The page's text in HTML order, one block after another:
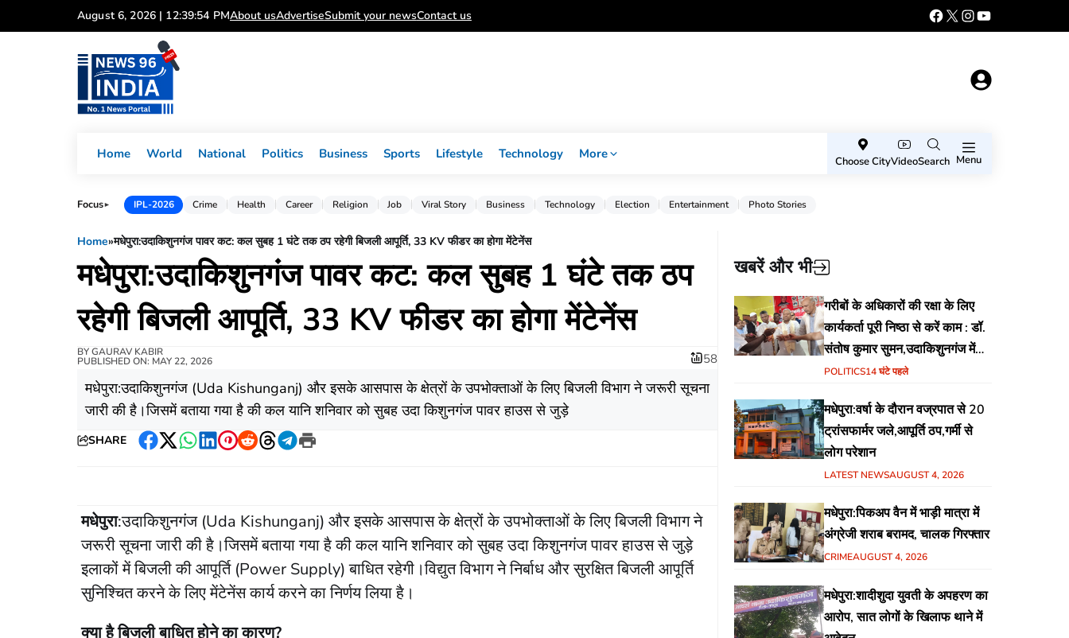
to
August 6, 2026 | 12:39:54 PMAbout usAdvertiseSubmit your newsContact us
Home World National Politics Business Sports Lifestyle Technology More
Choose CityVideoSearch Menu
Focus► IPL-2026 Crime Health Career Religion Job Viral Story Business Technology Election Entertainment Photo Stories
Home»​मधेपुरा:उदाकिशुनगंज पावर कट: कल सुबह 1 घंटे तक ठप रहेगी बिजली आपूर्ति, 33 KV फीडर का होगा मेंटेनेंस
​मधेपुरा:उदाकिशुनगंज पावर कट: कल सुबह 1 घंटे तक ठप
रहेगी बिजली आपूर्ति, 33 KV फीडर का होगा मेंटेनेंस
BYGAURAV KABIR
PUBLISHED ON: MAY 22, 2026 58
​मधेपुरा:उदाकिशुनगंज (Uda Kishunganj) और इसके आसपास के क्षेत्रों के उपभोक्ताओं के लिए बिजली विभाग ने जरूरी सूचना
जारी की है।जिसमें बताया गया है की कल यानि शनिवार को सुबह उदा किशुनगंज पावर हाउस से जुड़े
SHARE
Facebook
Twitter
WhatsApp
LinkedIn
Pinterest
RedditThreads
Telegram
Print
मधेपुरा:उदाकिशुनगंज (Uda Kishunganj) और इसके आसपास के क्षेत्रों के उपभोक्ताओं के लिए बिजली विभाग ने
जरूरी सूचना जारी की है।जिसमें बताया गया है की कल यानि शनिवार को सुबह उदा किशुनगंज पावर हाउस से जुड़े
इलाकों में बिजली की आपूर्ति (Power Supply) बाधित रहेगी।विद्युत विभाग ने निर्बाध और सुरक्षित बिजली आपूर्ति
सुनिश्चित करने के लिए मेंटेनेंस कार्य करने का निर्णय लिया है।
क्या है बिजली बाधित होने का कारण?
खबरें और भी
गरीबों के अधिकारों की रक्षा के लिए
कार्यकर्ता पूरी निष्ठा से करें काम : डॉ.
संतोष कुमार सुमन,उदाकिशुनगंज में
हिंदुस्तानी आवाम मोर्चा के गरीब चौपाल
विभिन्न मुद्दों पर हुई चर्चा
POLITICS14 घंटे पहले
मधेपुरा:वर्षा के दौरान वज्रपात से 20
ट्रांसफार्मर जले,आपूर्ति ठप,गर्मी से
लोग परेशान
LATEST NEWSAUGUST 4, 2026
मधेपुरा:पिकअप वैन में भाड़ी मात्रा में
अंग्रेजी शराब बरामद, चालक गिरफ्तार
CRIMEAUGUST 4, 2026
मधेपुरा:शादीशुदा युवती के अपहरण का
आरोप, सात लोगों के खिलाफ थाने में